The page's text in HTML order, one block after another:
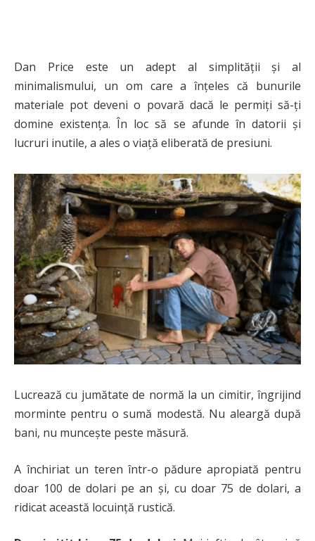
Dan Price este un adept al simplității și al
minimalismului, un om care a înțeles că bunurile
materiale pot deveni o povară dacă le permiți să-ți
domine existența. În loc să se afunde în datorii și
lucruri inutile, a ales o viață eliberată de presiuni.
Lucrează cu jumătate de normă la un cimitir, îngrijind
morminte pentru o sumă modestă. Nu aleargă după
bani, nu muncește peste măsură.
A închiriat un teren într-o pădure apropiată pentru
doar 100 de dolari pe an și, cu doar 75 de dolari, a
ridicat această locuință rustică.